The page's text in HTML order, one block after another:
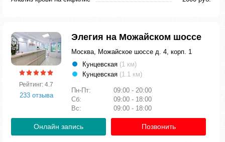
Рейтинг: 4.7
233 отзыва
Элегия на Можайском шоссе
Москва, Можайское шоссе д. 4, корп. 1
Кунцевская (1 км)
Кунцевская (1.1 км)
Пн-Пт:
09:00 - 20:00
Сб:
09:00 - 18:00
Вс:
09:00 - 18:00
Онлайн запись Позвонить